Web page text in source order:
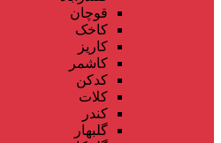
قوچان
کاخک
کاریز
کاشمر
کدکن
کلات
کندر
گلبهار